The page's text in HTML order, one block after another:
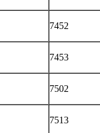
7452
7453
7502
7513